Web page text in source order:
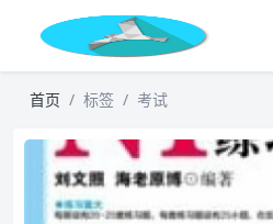
首页 标签 考试